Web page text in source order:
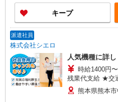
ィブ支給(規定有) ★月2回払い・週払い可能（規
有）★ ゜・。○。
キープ
派遣社員
株式会社シエロ
人気機種に詳
時給1400円
残業代支給 ★交通
+゜・。○。・゜
万円支給(規定有) お友達を紹介頂くと, インセンテ
熊本県熊本